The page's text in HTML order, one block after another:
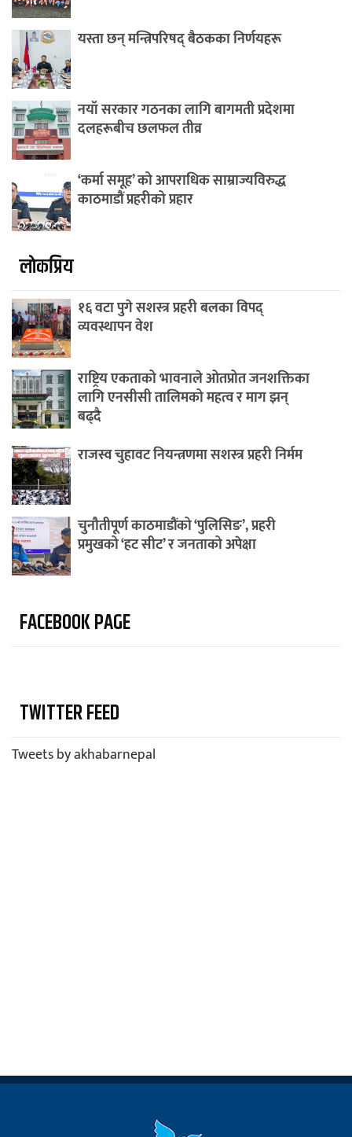
यस्ता छन् मन्त्रिपरिषद् बैठकका निर्णयहरू
नयाँ सरकार गठनका लागि बागमती प्रदेशमा
दलहरूबीच छलफल तीव्र
‘कर्मा समूह’ को आपराधिक साम्राज्यविरुद्ध
काठमाडौं प्रहरीको प्रहार
लाेकप्रिय
१६ वटा पुगे सशस्त्र प्रहरी बलका विपद्
व्यवस्थापन वेश
राष्ट्रिय एकताको भावनाले ओतप्रोत जनशक्तिका
लागि एनसीसी तालिमको महत्व र माग झन्
बढ्दै
राजस्व चुहावट नियन्त्रणमा सशस्त्र प्रहरी निर्मम
चुनौतीपूर्ण काठमाडौंको ‘पुलिसिङ’, प्रहरी
प्रमुखको ‘हट सीट’ र जनताको अपेक्षा
FACEBOOK PAGE
TWITTER FEED
Tweets by akhabarnepal